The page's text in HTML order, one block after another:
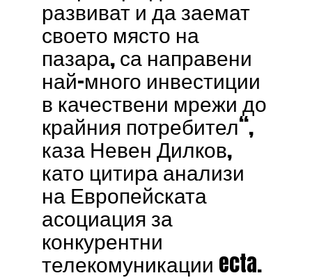
развиват и да заемат
своето място на
пазара, са направени
най-много инвестиции
в качествени мрежи до
крайния потребител“,
каза Невен Дилков,
като цитира анализи
на Европейската
асоциация за
конкурентни
телекомуникации ecta.